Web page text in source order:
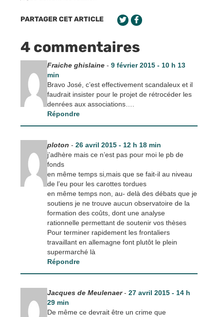
PARTAGER CET ARTICLE
4 commentaires
Fraiche ghislaine- 9 février 2015 - 10 h 13
min
Bravo José, c’est effectivement scandaleux et il
faudrait insister pour le projet de rétrocéder les
denrées aux associations….
Répondre
ploton - 26 avril 2015 - 12 h 18 min
j’adhère mais ce n’est pas pour moi le pb de
fonds
en même temps si,mais que se fait-il au niveau
de l’eu pour les carottes tordues
en même temps non, au- delà des débats que je
soutiens je ne trouve aucun observatoire de la
formation des coûts, dont une analyse
rationnelle permettant de soutenir vos thèses
Pour terminer rapidement les frontaliers
travaillant en allemagne font plutôt le plein
supermarché là
Répondre
Jacques de Meulenaer- 27 avril 2015 - 14 h
29 min
De même ce devrait être un crime que